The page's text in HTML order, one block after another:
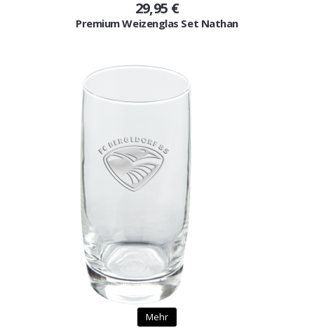
29,95 €
Premium Weizenglas Set Nathan
Mehr